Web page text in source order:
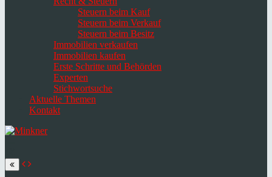
Steuern beim Kauf
Steuern beim Verkauf
Steuern beim Besitz
Immobilien verkaufen
Immobilien kaufen
Erste Schritte und Behörden
Experten
Stichwortsuche
Aktuelle Themen
Kontakt
language